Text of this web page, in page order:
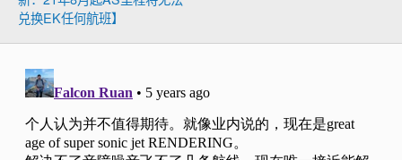
兑换EK任何航班】